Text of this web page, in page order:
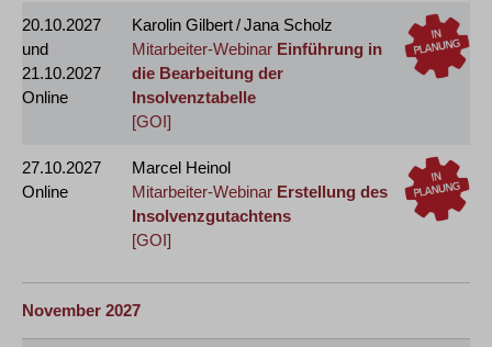
20.10.2027
und
21.10.2027
Online
Karolin Gilbert / Jana Scholz
Mitarbeiter-Webinar Einführung in
die Bearbeitung der
Insolvenztabelle
[GOI]
27.10.2027
Online
Marcel Heinol
Mitarbeiter-Webinar Erstellung des
Insolvenzgutachtens
[GOI]
November 2027